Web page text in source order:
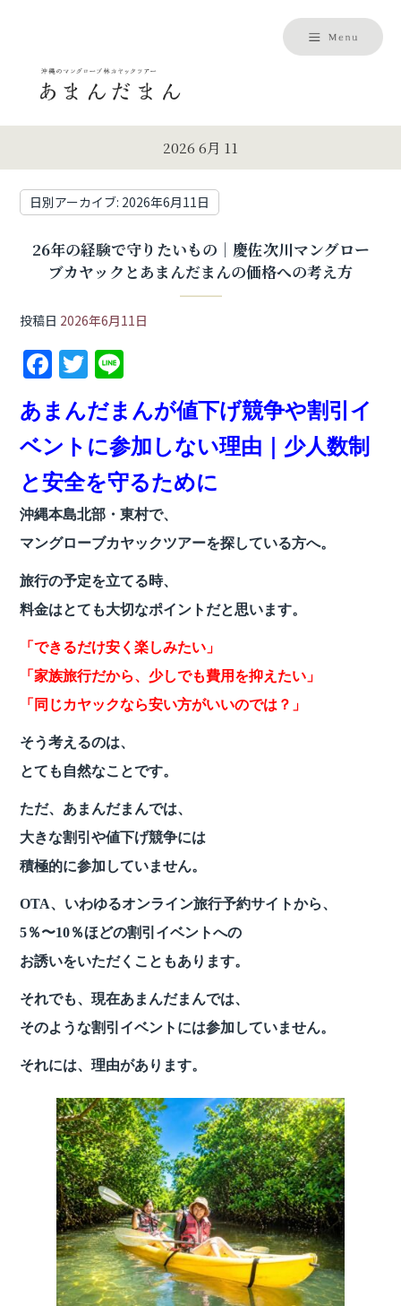
2026 6月 11
日別アーカイブ: 2026年6月11日
26年の経験で守りたいもの｜慶佐次川マングロー
ブカヤックとあまんだまんの価格への考え方
投稿日 2026年6月11日
F
a
c
e
b
o
o
k
T
w
itt
er
n
e
あまんだまんが値下げ競争や割引イ
ベントに参加しない理由｜少人数制
と安全を守るために
沖縄本島北部・東村で、
マングローブカヤックツアーを探している方へ。
旅行の予定を立てる時、
料金はとても大切なポイントだと思います。
「できるだけ安く楽しみたい」
「家族旅行だから、少しでも費用を抑えたい」
「同じカヤックなら安い方がいいのでは？」
そう考えるのは、
とても自然なことです。
ただ、あまんだまんでは、
大きな割引や値下げ競争には
積極的に参加していません。
OTA、いわゆるオンライン旅行予約サイトから、
5％〜10％ほどの割引イベントへの
お誘いをいただくこともあります。
それでも、現在あまんだまんでは、
そのような割引イベントには参加していません。
それには、理由があります。